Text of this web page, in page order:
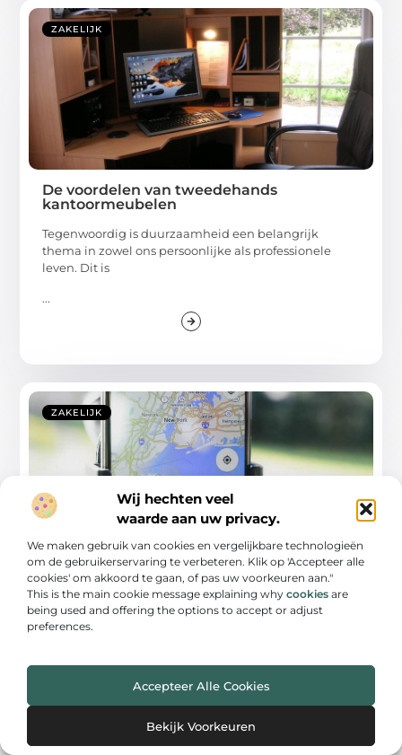
Wij hechten veel
waarde aan uw privacy.
We maken gebruik van cookies en vergelijkbare technologieën
om de gebruikerservaring te verbeteren. Klik op 'Accepteer alle
cookies' om akkoord te gaan, of pas uw voorkeuren aan."
This is the main cookie message explaining why cookies are
being used and offering the options to accept or adjust
preferences.
Accepteer Alle Cookies
Bekijk Voorkeuren
ZAKELIJK
De voordelen van tweedehands
kantoormeubelen
Tegenwoordig is duurzaamheid een belangrijk
thema in zowel ons persoonlijke als professionele
leven. Dit is
...
ZAKELIJK
De Voordelen van Rittenregistratie, GPS
Trackers en Kilometerregistratie voor
Zakelijke Rijders
Rittenregistratie voor Bedrijven Rittenregistratie is
van wagenparken